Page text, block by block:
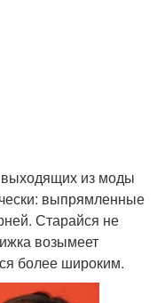
из моды
выпрямленные
Старайся не
возымеет
более широким.